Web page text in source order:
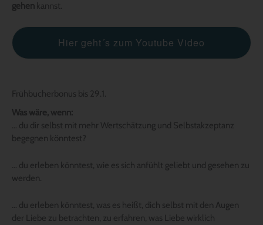
gehen kannst.
Hier geht´s zum Youtube Video
Frühbucherbonus bis 29.1.
Was wäre, wenn:
… du dir selbst mit mehr Wertschätzung und Selbstakzeptanz
begegnen könntest?
… du erleben könntest, wie es sich anfühlt geliebt und gesehen zu
werden.
… du erleben könntest, was es heißt, dich selbst mit den Augen
der Liebe zu betrachten, zu erfahren, was Liebe wirklich